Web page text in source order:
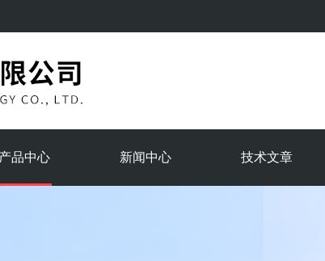
产品中心 新闻中心 技术文章